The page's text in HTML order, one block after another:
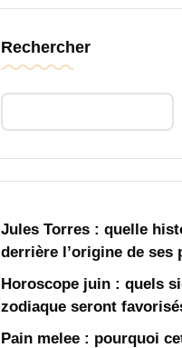
Rechercher
Jules Torres : quelle
derrière l’origine de ses
Horoscope juin : quels
zodiaque seront
Pain melee : pourquoi